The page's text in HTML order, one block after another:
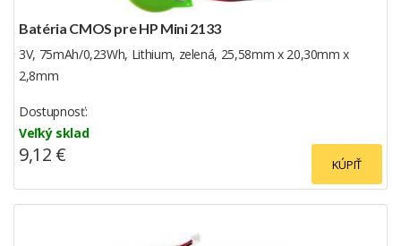
Batéria CMOS pre HP Mini 2133
3V, 75mAh/0,23Wh, Lithium, zelená, 25,58mm x 20,30mm x
2,8mm
Dostupnosť:
Veľký sklad
KÚPIŤ
9,12 €